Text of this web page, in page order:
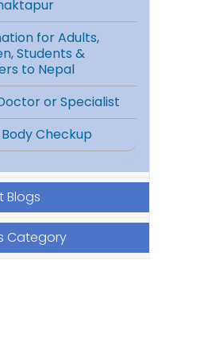
for Adults,
Students &
to Nepal
or Specialist
Checkup
Blogs
Category